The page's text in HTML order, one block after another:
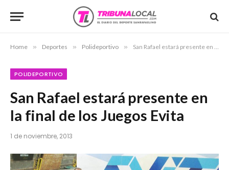
Home » Deportes » Polideportivo » San Rafael estará presente en la final de los Juegos Evita
POLIDEPORTIVO
San Rafael estará presente en
la final de los Juegos Evita
1 de noviembre, 2013